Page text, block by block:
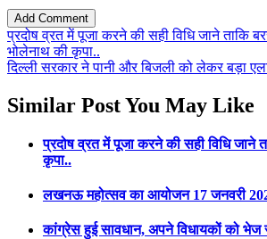
प्रदोष व्रत में पूजा करने की सही विधि जाने ताकि
भोलेनाथ की कृपा..
दिल्ली सरकार ने पानी और बिजली को लेकर बड़ा
Similar Post You May Like
प्रदोष व्रत में पूजा करने की सही विधि जाने
कृपा..
लखनऊ महोत्सव का आयोजन 17 जनवरी
कांग्रेस हुई सावधान, अपने विधायकों को भेज